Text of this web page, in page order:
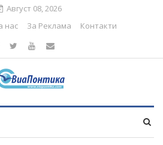
Август 08, 2026
нас За Реклама Контакти